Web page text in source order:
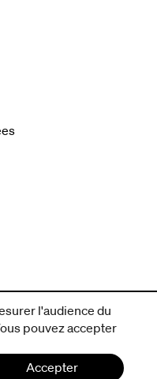
l'audience du
pouvez accepter
Accepter